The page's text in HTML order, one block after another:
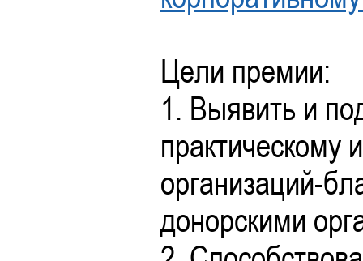
Цели премии:
1. Выявить и
практическому
организаций-
донорскими